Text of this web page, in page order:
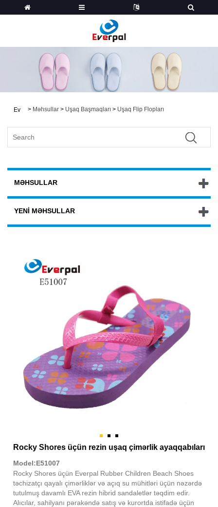
Ev > Məhsullar > Uşaq Başmaqları > Uşaq Flip Flopları
MƏHSULLAR
YENI MƏHSULLAR
Rocky Shores üçün rezin uşaq çimərlik ayaqqabıları
Model:E51007
Rocky Shores üçün Everpal Rubber Children Beach Shoes
təchizatçı qayalı çimərliklər və açıq su mühitləri üçün nəzərdə
tutulmuş davamlı EVA rezin hibrid sandaletlər təqdim edir.
Alıcılar, sahilyanı pərakəndə satış və kurortda istifadə üçün